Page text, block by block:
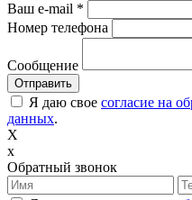
Ваш e-mail *
Номер телефона
Сообщение
Я даю свое согласие на
данных.
X
x
Обратный звонок